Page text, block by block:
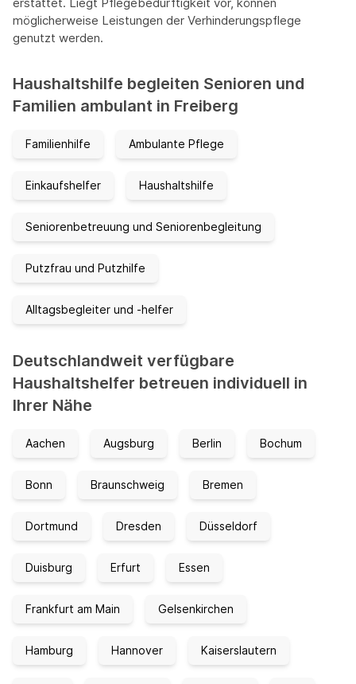
möglicherweise Leistungen der Verhinderungspflege
genutzt werden.
Haushaltshilfe begleiten Senioren und
Familien ambulant in Freiberg
Familienhilfe Ambulante Pflege
Einkaufshelfer Haushaltshilfe
Seniorenbetreuung und Seniorenbegleitung
Putzfrau und Putzhilfe
Alltagsbegleiter und -helfer
Deutschlandweit verfügbare
Haushaltshelfer betreuen individuell in
Ihrer Nähe
Aachen Augsburg Berlin Bochum
Bonn Braunschweig Bremen
Dortmund Dresden Düsseldorf
Duisburg Erfurt Essen
Frankfurt am Main Gelsenkirchen
Hamburg Hannover Kaiserslautern